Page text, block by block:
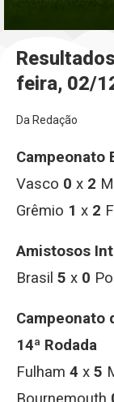
feira, 02/
Da Redação
Campeonato
Vasco 0 x 2
Grêmio 1 x 2
Amistosos
Brasil 5 x 0
Campeonato
14ª Rodada
Fulham 4 x 5